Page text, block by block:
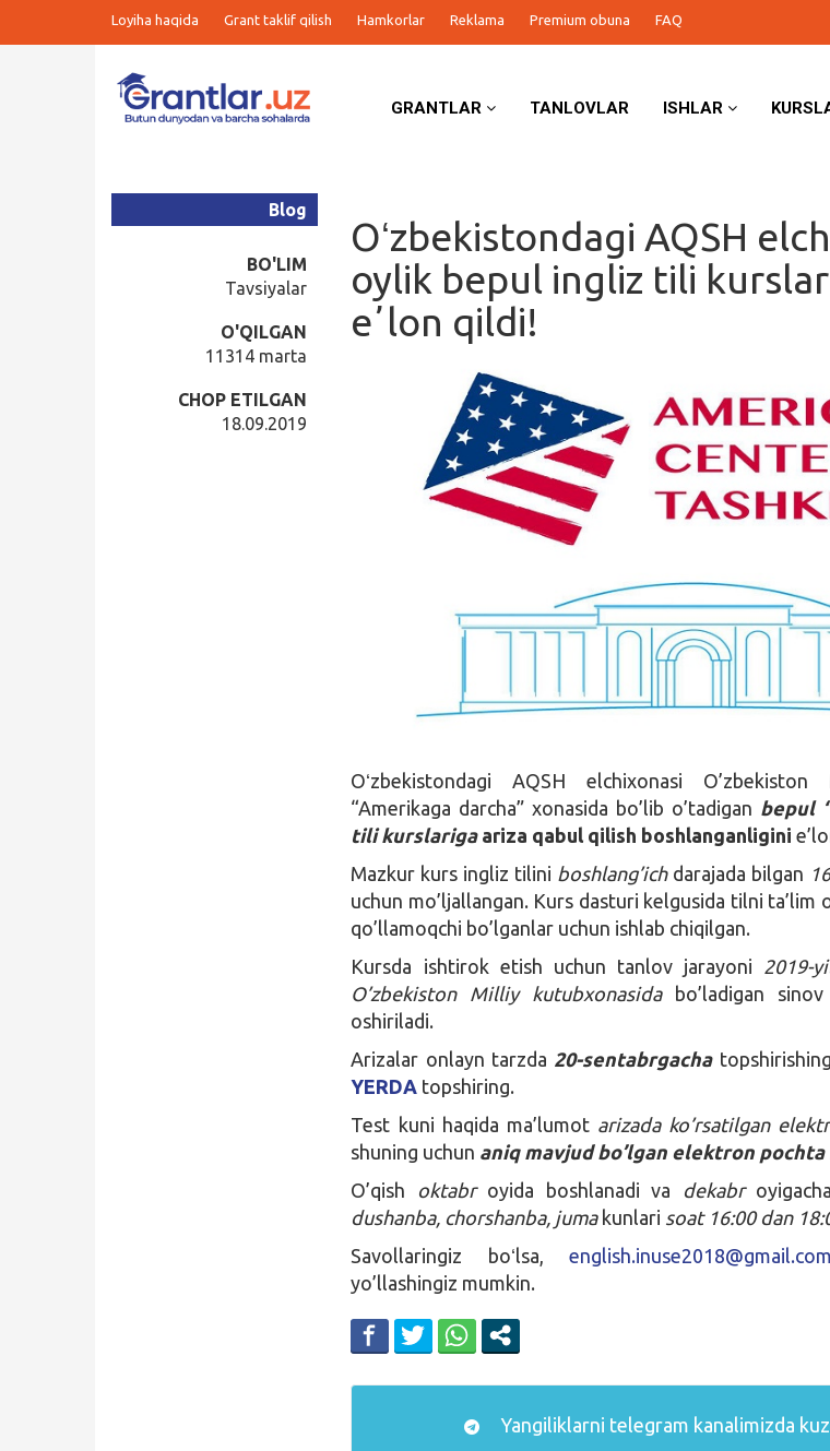
Loyiha haqida Grant taklif qilish Hamkorlar Reklama Premium obuna FAQ
GRANTLAR TANLOVLAR ISHLAR
Oʻzbekistondagi AQSH
oylik bepul ingliz tili
eʼlon qildi!
Blog
BO'LIM
Tavsiyalar
O'QILGAN
11314 marta
CHOP ETILGAN
18.09.2019
Oʻzbekistondagi AQSH elchixonasi O’zbekiston
“Amerikaga darcha” xonasida bo’lib o’tadigan bepul
tili kurslariga ariza qabul qilish boshlanganligini
Mazkur kurs ingliz tilini boshlang’ichdarajada bilgan
uchun mo’ljallangan. Kurs dasturi kelgusida tilni ta’lim
qo’llamoqchi bo’lganlar uchun ishlab chiqilgan.
Kursda ishtirok etish uchun tanlov jarayoni 2019-
O’zbekiston Milliy kutubxonasida bo’ladigan
oshiriladi.
Arizalar onlayn tarzda 20-sentabrgacha
YERDA topshiring.
Test kuni haqida ma’lumotarizada ko’rsatilgan
shuning uchun aniq mavjud bo’lgan elektron
O’qish
oktabroyida boshlanadi va dekabr
dushanba, chorshanba, jumakunlari soat 16:00 dan
Savollaringiz boʻlsa,english.inuse2018@gmail.com
yo’llashingiz mumkin.
Yangiliklarni telegram kanalimizda